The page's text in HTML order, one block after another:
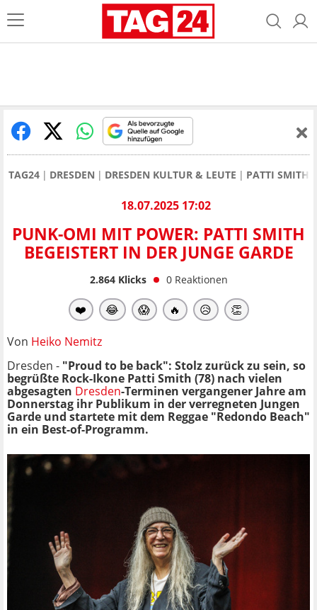
TAG24 DRESDEN DRESDEN KULTUR & LEUTE PATTI SMITH
18.07.2025 17:02
PUNK-OMI MIT POWER: PATTI SMITH
BEGEISTERT IN DER JUNGE GARDE
2.864Klicks 0 Reaktionen
❤️ 😂 😱 🔥 😥 👏
Von Heiko Nemitz
Dresden - "Proud to be back": Stolz zurück zu sein, so
begrüßte Rock-Ikone Patti Smith (78) nach vielen
abgesagten Dresden-Terminen vergangener Jahre am
Donnerstag ihr Publikum in der verregneten Jungen
Garde und startete mit dem Reggae "Redondo Beach"
in ein Best-of-Programm.